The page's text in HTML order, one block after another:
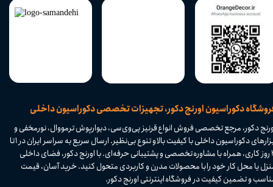
دکوراسیون اورنج دکور، تجهیزات تخصصی دکوراسیون داخلی
دکور، مرجع تخصصی فروش انواع قرنیز پی‌وی‌سی، دیوارپوش ترمووال، نورمخفی و
ابزارهای دکوراسیون داخلی با کیفیت بالا و تنوع بی‌نظیر. ارسال سریع به سراسر ایران در ۱ تا
۴ روز کاری، همراه با مشاوره تخصصی و پشتیبانی حرفه‌ای. با اورنج دکور، فضای داخلی
یا محل کار خود را با محصولات مدرن و کاربردی متحول کنید. خرید آسان، قیمت
و تضمین کیفیت در فروشگاه اینترنتی اورنج دکور.​​​​​​​